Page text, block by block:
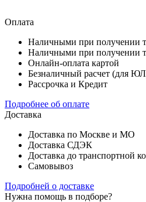
Оплата
Наличными при получении
Наличными при получении
Онлайн-оплата картой
Безналичный расчет (для
Рассрочка и Кредит
Подробнее об оплате
Доставка
Доставка по Москве и МО
Доставка СДЭК
Доставка до транспортной
Самовывоз
Подробней о доставке
Нужна помощь в подборе?